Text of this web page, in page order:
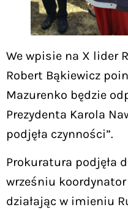
We wpisie na X lider
Robert Bąkiewicz
Mazurenko będzie
Prezydenta Karola
podjęła czynności”.
Prokuratura podjęła
wrześniu koordynator
działając w imieniu